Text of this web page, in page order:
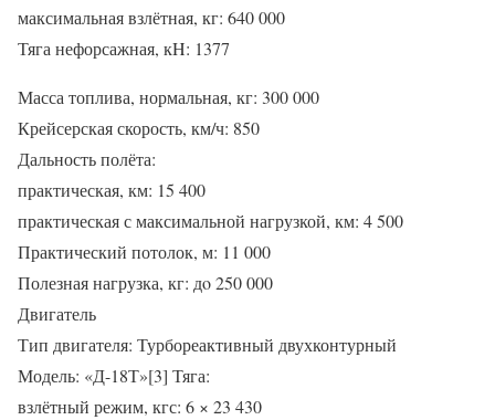
максимальная взлётная, кг: 640 000
Тяга нефорсажная, кH: 1377
Масса топлива, нормальная, кг: 300 000
Крейсерская скорость, км/ч: 850
Дальность полёта:
практическая, км: 15 400
практическая с максимальной нагрузкой, км: 4 500
Практический потолок, м: 11 000
Полезная нагрузка, кг: дo 250 000
Двигатель
Тип двигателя: Турбореактивный двухконтурный
Модель: «Д-18Т»[3] Тяга:
взлётный режим, кгс: 6 × 23 430